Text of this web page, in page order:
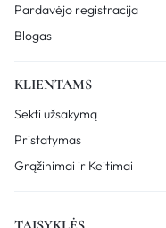
Pardavėjo registracija
Blogas
KLIENTAMS
Sekti užsakymą
Pristatymas
Grąžinimai ir Keitimai